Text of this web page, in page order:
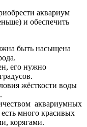
аквариум
и обеспечить
быть насыщена
его нужно
жёсткости воды
аквариумных
много красивых
корягами.